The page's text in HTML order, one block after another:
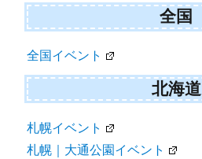
ビ
ゲ
ー
シ
ョ
ン
全国
全国イベント
北海道
札幌イベント
札幌｜大通公園イベント